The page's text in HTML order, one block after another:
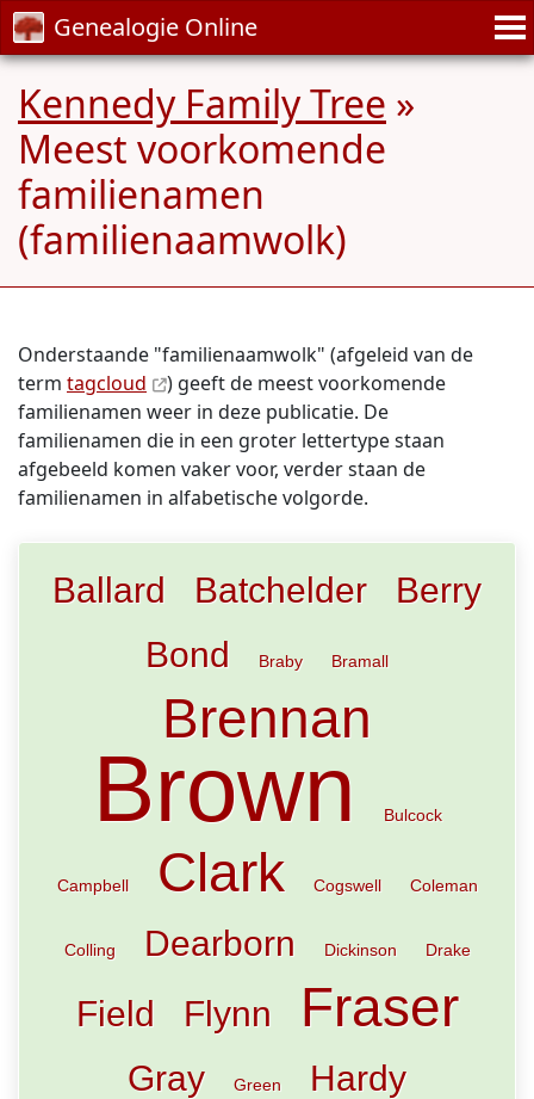
Genealogie Online
Kennedy Family Tree »
Meest voorkomende
familienamen
(familienaamwolk)
Onderstaande "familienaamwolk" (afgeleid van de
term tagcloud
) geeft de meest voorkomende
familienamen weer in deze publicatie. De
familienamen die in een groter lettertype staan
afgebeeld komen vaker voor, verder staan de
familienamen in alfabetische volgorde.
Ballard Batchelder
Berry
Bond
Braby Bramall
Brennan
Brown Bulcock
Campbell Clark Cogswell Coleman
Colling Dearborn Dickinson Drake
Field Flynn Fraser
Gray Green
Hardy